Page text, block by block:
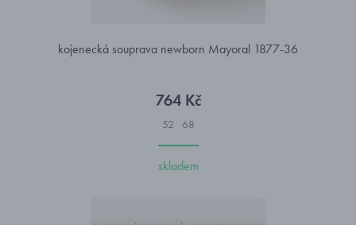
kojenecká souprava newborn Mayoral 1877-36
764 Kč
52 68
skladem